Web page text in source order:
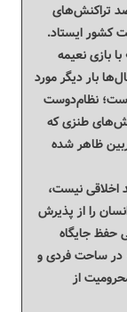
با ثبت بیش از ۳۴ درصد تراکنش‌های
کشور ایستاد.
بازی نعیمه
بار دیگر مورد
است؛ نظام‌دوست
طنزی که
ظاهر شده
اخلاقی نیست،
را از پذیرش
جایگاه
در ساحت فردی و
از